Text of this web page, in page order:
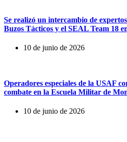
Se realizó un intercambio de
Buzos Tácticos y el SEAL Team 18
10 de junio de 2026
Operadores especiales de la USAF
combate en la Escuela Militar de
10 de junio de 2026